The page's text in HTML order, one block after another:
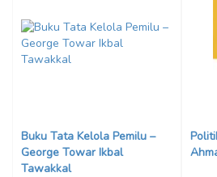
Buku Tata Kelola Pemilu –
‪George Towar Ikbal
Tawakkal‬